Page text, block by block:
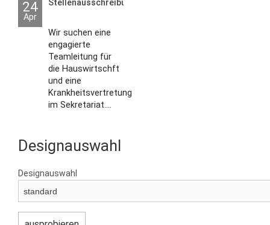
24
Apr
Stellenausschreibungen
Wir suchen eine
engagierte
Teamleitung für
die Hauswirtschft
und eine
Krankheitsvertretung
im Sekretariat....
Designauswahl
Designauswahl